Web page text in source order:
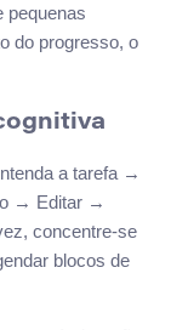
pequenas
do progresso, o
a tarefa →
→ Editar →
concentre-se
blocos de